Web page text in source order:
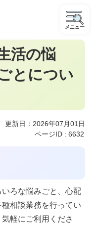
メニュー
活の悩
とについ
更新日：2026年07月01日
ページID : 6632
ろな悩みごと、心配
相談業務を行ってい
軽にご利用くださ